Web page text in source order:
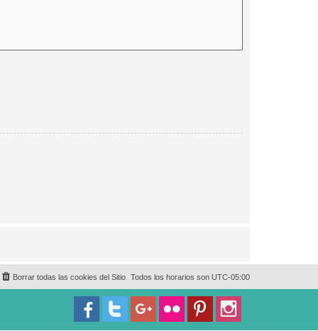
Todos los horarios son UTC-05:00
Borrar todas las cookies del Sitio